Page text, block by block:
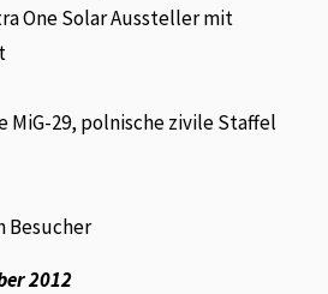
One Solar Aussteller mit
MiG-29, polnische zivile Staffel
Besucher
2012